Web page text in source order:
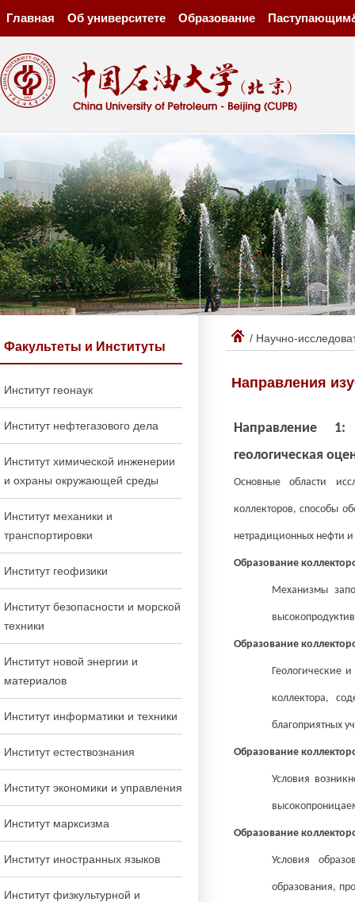
Главная Об университете Образование
Факультеты и Институты
Институт геонаук
Институт нефтегазового дела
Институт химической инженерии
и охраны окружающей среды
Институт механики и
транспортировки
Институт геофизики
Институт безопасности и морской
техники
Институт новой энергии и
материалов
Институт информатики и техники
Институт естествознания
Институт экономики и управления
Институт марксизма
Институт иностранных языков
Институт физкультурной и
/ Научно-
Направления
Направление 1:
геологическая
Основные области
коллекторов, способы
нетрадиционных нефти и
Образование
Механизмы
Образование
Геологические
коллектора,
благоприятных
Образование
Условия
Образование
Условия
образования,